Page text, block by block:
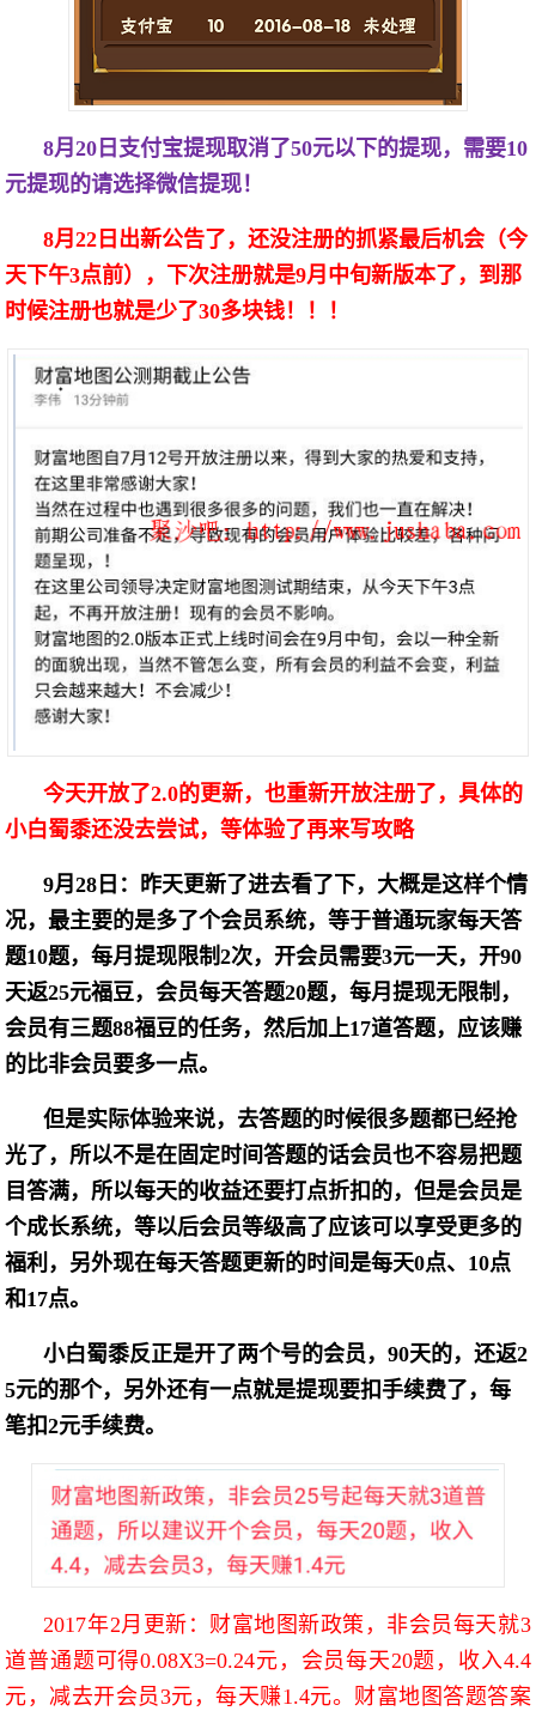
8月20日支付宝提现取消了50元以下的提现，需要10
元提现的请选择微信提现！
8月22日出新公告了，还没注册的抓紧最后机会（今
天下午3点前），下次注册就是9月中旬新版本了，到那
时候注册也就是少了30多块钱！！！
今天开放了2.0的更新，也重新开放注册了，具体的
小白蜀黍还没去尝试，等体验了再来写攻略
9月28日：昨天更新了进去看了下，大概是这样个情
况，最主要的是多了个会员系统，等于普通玩家每天答
题10题，每月提现限制2次，开会员需要3元一天，开90
天返25元福豆，会员每天答题20题，每月提现无限制，
会员有三题88福豆的任务，然后加上17道答题，应该赚
的比非会员要多一点。
但是实际体验来说，去答题的时候很多题都已经抢
光了，所以不是在固定时间答题的话会员也不容易把题
目答满，所以每天的收益还要打点折扣的，但是会员是
个成长系统，等以后会员等级高了应该可以享受更多的
福利，另外现在每天答题更新的时间是每天0点、10点
和17点。
小白蜀黍反正是开了两个号的会员，90天的，还返2
5元的那个，另外还有一点就是提现要扣手续费了，每
笔扣2元手续费。
2017年2月更新：财富地图新政策，非会员每天就3
道普通题可得0.08X3=0.24元，会员每天20题，收入4.4
元，减去开会员3元，每天赚1.4元。财富地图答题答案